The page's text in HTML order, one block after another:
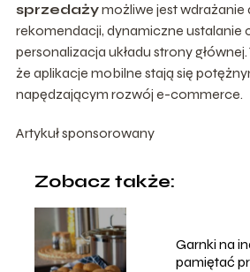
sprzedażymożliwe jest
rekomendacji, dynamiczne ustalanie
personalizacja układu strony
że aplikacje mobilne stają się
napędzającym rozwój e-commerce.
Artykuł sponsorowany
Zobacz także:
Garnki na
pamiętać